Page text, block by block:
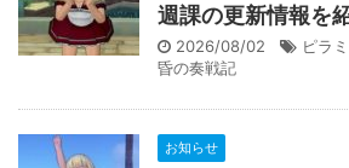
週課の更新情報を
2026/08/02 ピラ
昏の奏戦記
お知らせ